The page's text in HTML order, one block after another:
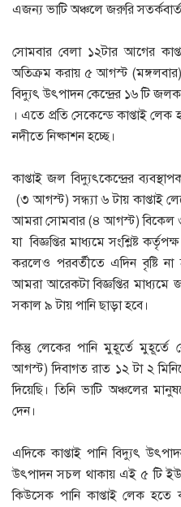
এজন্য ভাটি অঞ্চলে জরুরি
সোমবার বেলা ১২টার আগের
অতিক্রম করায় ৫ আগস্ট (মঙ্গলবার)
বিদ্যুৎ উৎপাদন কেন্দ্রের ১৬ টি
। এতে প্রতি সেকেন্ডে কাপ্তাই
নদীতে নিষ্কাশন হচ্ছে।
কাপ্তাই জল বিদ্যুৎকেন্দ্রের
(৩ আগস্ট) সন্ধ্যা ৬ টায় কাপ্তাই
আমরা সোমবার (৪ আগস্ট) বিকেল ৩
যা বিজ্ঞপ্তির মাধ্যমে সংশ্লিষ্ট
করলেও পরবর্তীতে এদিন বৃষ্টি না
আমরা আরেকটা বিজ্ঞপ্তির
সকাল ৯ টায় পানি ছাড়া হবে।
কিন্তু লেকের পানি মুহূর্তে
আগস্ট) দিবাগত রাত ১২ টা ২
দিয়েছি। তিনি ভাটি অঞ্চলের
দেন।
এদিকে কাপ্তাই পানি বিদ্যুৎ
উৎপাদন সচল থাকায় এই ৫ টি
কিউসেক পানি কাপ্তাই লেক হতে